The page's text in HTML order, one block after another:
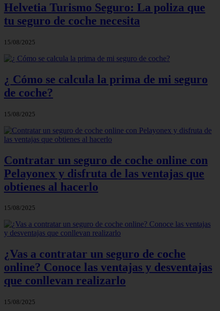
Helvetia Turismo Seguro: La poliza que
tu seguro de coche necesita
15/08/2025
¿ Cómo se calcula la prima de mi seguro
de coche?
15/08/2025
Contratar un seguro de coche online con
Pelayonex y disfruta de las ventajas que
obtienes al hacerlo
15/08/2025
¿Vas a contratar un seguro de coche
online? Conoce las ventajas y desventajas
que conllevan realizarlo
15/08/2025